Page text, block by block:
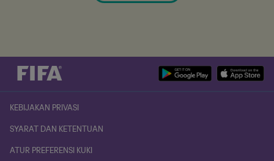
KEBIJAKAN PRIVASI
SYARAT DAN KETENTUAN
ATUR PREFERENSI KUKI